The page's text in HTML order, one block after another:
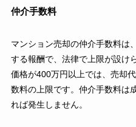
仲介手数料
マンション売却の仲介手数料は
する報酬で、法律で上限が設け
価格が400万円以上では、売却
数料の上限です。仲介手数料は
れば発生しません。